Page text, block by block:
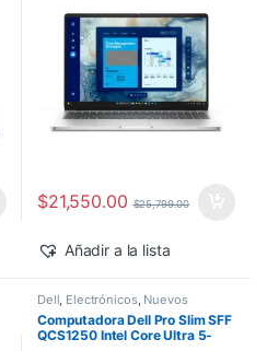
$21,550.00 $25,799.00
Añadir a la lista
Dell Electrónicos, Nuevos
Productos
Computadora Dell Pro Slim SFF
QCS1250 Intel Core Ultra 5-